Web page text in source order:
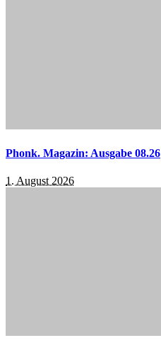
Phonk. Magazin: Ausgabe 08.26
1. August 2026